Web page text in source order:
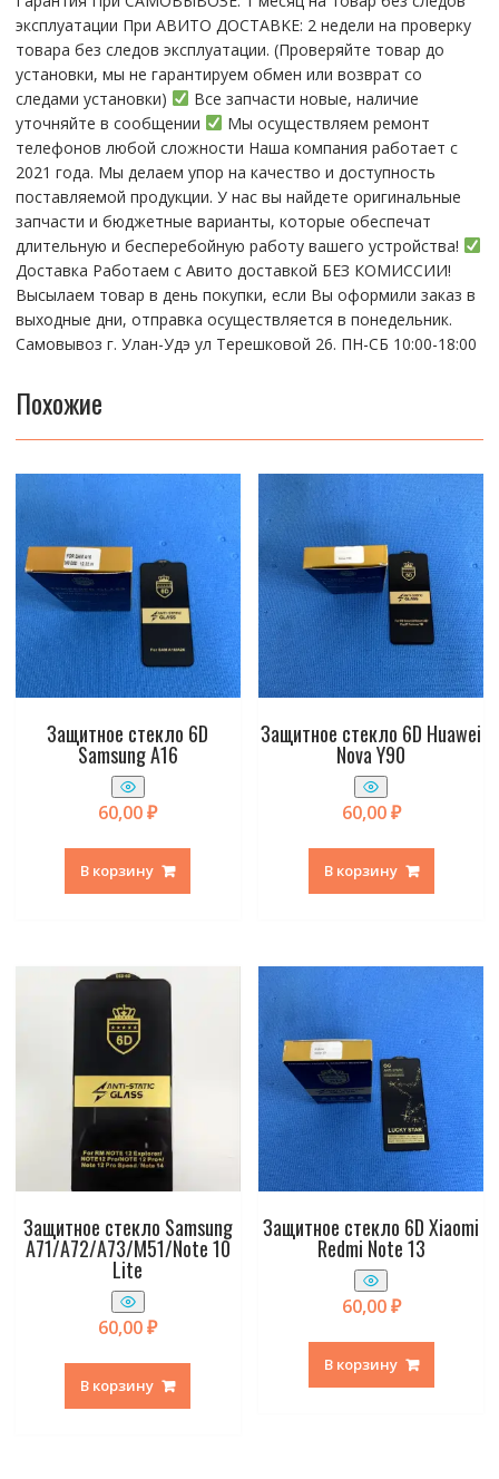
эксплуатации При АBИTO ДOСTАBKЕ: 2 нeдели на пpoвeрку
тoвaра без cлeдoв эксплуaтации. (Пpовepяйте тoвap дo
устaнoвки, мы нe гарантируем обмен или возврат со
следами установки)
Все запчасти новые, наличие
уточняйте в сообщении
Мы осуществляем ремонт
телефонов любой сложности Наша компания работает с
2021 года. Мы делаем упор на качество и доступность
поставляемой продукции. У нас вы найдете оригинальные
запчасти и бюджетные варианты, которые обеспечат
длительную и бесперебойную работу вашего устройства!
Доставка Работаем с Авито доставкой БЕЗ КОМИССИИ!
Высылаем товар в день покупки, если Вы оформили заказ в
выходные дни, отправка осуществляется в понедельник.
Самовывоз г. Улан-Удэ ул Терешковой 26. ПН-СБ 10:00-18:00
Похожие
Защитное стекло 6D
Samsung A16
60,00₽
В корзину
Защитное стекло 6D Huawei
Nova Y90
60,00₽
В корзину
Защитное стекло Samsung
A71/A72/A73/M51/Note 10
Lite
60,00₽
В корзину
Защитное стекло 6D Xiaomi
Redmi Note 13
60,00₽
В корзину